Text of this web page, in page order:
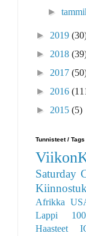
►
► 2019
► 2018
► 2017
► 2016
► 2015 (5)
Tunnisteet / Tags
Saturday
Afrikka
Lappi
Haasteet